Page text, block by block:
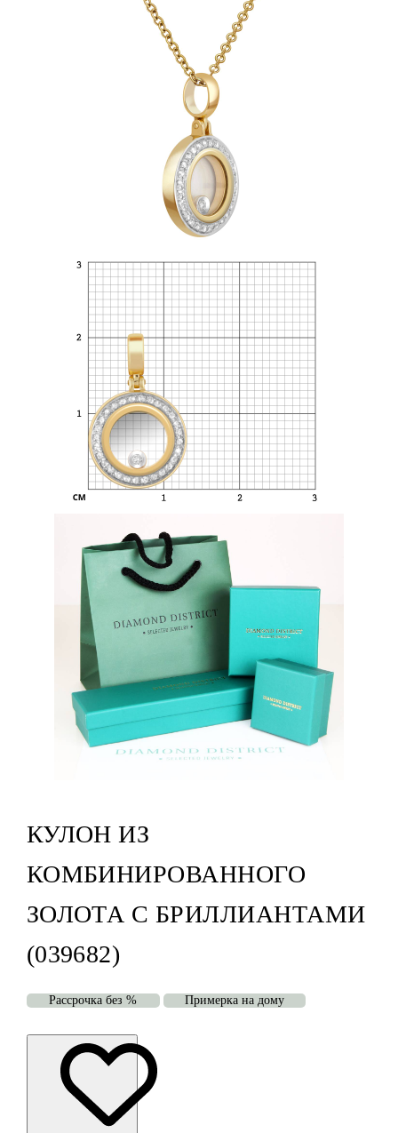
КУЛОН ИЗ
КОМБИНИРОВАННОГО
ЗОЛОТА С БРИЛЛИАНТАМИ
(039682)
Рассрочка без % Примерка на дому